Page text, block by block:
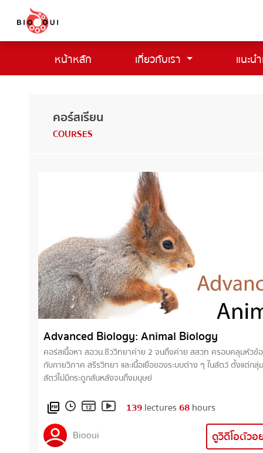
หน้าหลัก(current) เกี่ยวกับเรา แนะน
คอร์สเรียน
COURSES
Advanced Biology: Animal Biology
คอร์สเนื้อหา สอวน.ชีววิทยาค่าย 2 จนถึงค่าย สสวท ครอบคลุมหัวข้อ
กับกายวิภาค สรีรวิทยา และเนื้อเยื่อของระบบต่าง ๆ ในสัตว์ ตั้งแต่กลุ่
สัตว์ไม่มีกระดูกสันหลังจนถึงมนุษย์
picture_as_pdf 139lectures68hours
Biooui
ดูวิดีโอตัวอ